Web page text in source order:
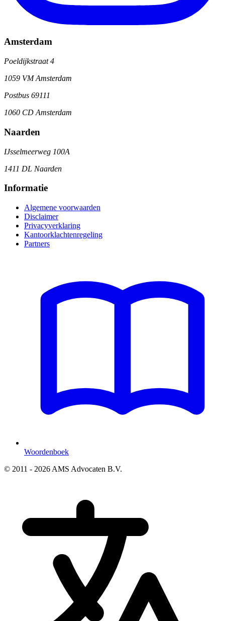
Amsterdam
Poeldijkstraat 4
1059 VM Amsterdam
Postbus 69111
1060 CD Amsterdam
Naarden
IJsselmeerweg 100A
1411 DL Naarden
Informatie
Algemene voorwaarden
Disclaimer
Privacyverklaring
Kantoorklachtenregeling
Partners
Woordenboek
© 2011 - 2026 AMS Advocaten B.V.